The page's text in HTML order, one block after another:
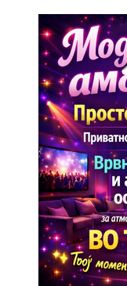
Првично
сите ангели“ го
тите години и
македонски фолк
изведби, оваа
Но, оваа година,
и доби зелено
во нова форма.
повторување на
донесе нов